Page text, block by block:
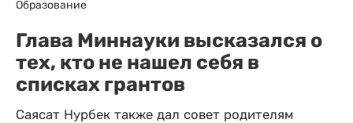
Образование
Глава Миннауки высказался о
тех, кто не нашел себя в
списках грантов
Саясат Нурбек также дал совет родителям